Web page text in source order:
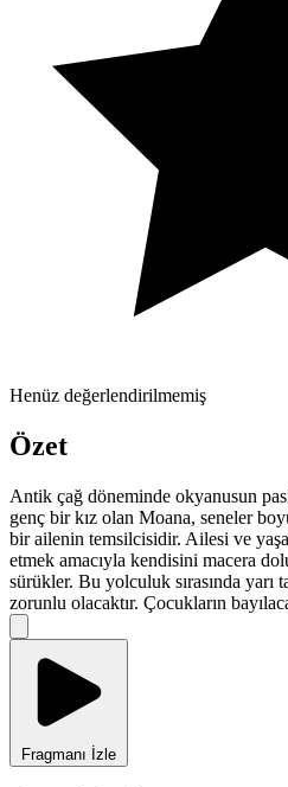
Henüz değerlendirilmemiş
Özet
Antik çağ döneminde okyanusun
genç bir kız olan Moana, seneler
bir ailenin temsilcisidir. Ailesi ve
etmek amacıyla kendisini macera
sürükler. Bu yolculuk sırasında yarı
zorunlu olacaktır. Çocukların
Fragmanı İzle